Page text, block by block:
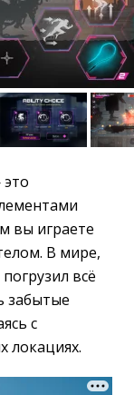
вы играете
В мире,
всё
забытые
с
локациях.